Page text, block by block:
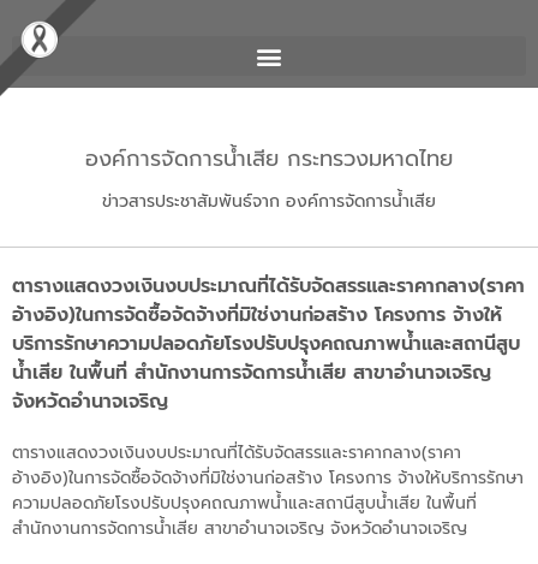
องค์การจัดการน้ำเสีย กระทรวงมหาดไทย
ข่าวสารประชาสัมพันธ์จาก องค์การจัดการน้ำเสีย
ตารางแสดงวงเงินงบประมาณที่ได้รับจัดสรรและราคากลาง(ราคา
อ้างอิง)ในการจัดซื้อจัดจ้างที่มิใช่งานก่อสร้าง โครงการ จ้างให้
บริการรักษาความปลอดภัยโรงปรับปรุงคถณภาพน้ำและสถานีสูบ
น้ำเสีย ในพื้นที่ สำนักงานการจัดการน้ำเสีย สาขาอำนาจเจริญ
จังหวัดอำนาจเจริญ
ตารางแสดงวงเงินงบประมาณที่ได้รับจัดสรรและราคากลาง(ราคา
อ้างอิง)ในการจัดซื้อจัดจ้างที่มิใช่งานก่อสร้าง โครงการ จ้างให้บริการรักษา
ความปลอดภัยโรงปรับปรุงคถณภาพน้ำและสถานีสูบน้ำเสีย ในพื้นที่
สำนักงานการจัดการน้ำเสีย สาขาอำนาจเจริญ จังหวัดอำนาจเจริญ